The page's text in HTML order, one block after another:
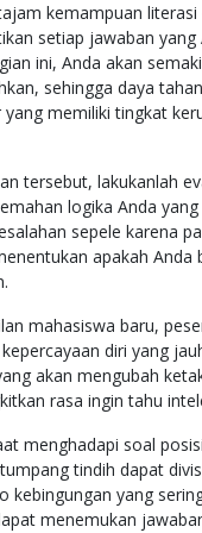
kemampuan
setiap jawaban
ini, Anda akan
sehingga daya
memiliki tingkat
tersebut, lakukanlah
logika Anda
sepele karena
apakah
mahasiswa baru,
diri yang
akan mengubah
rasa ingin tahu
menghadapi soal
tindih dapat
kebingungan yang
menemukan